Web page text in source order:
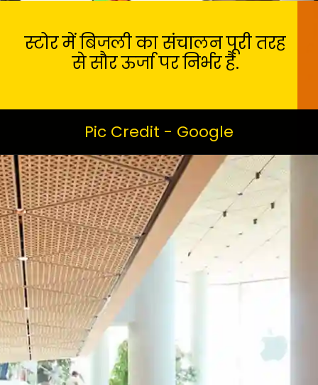
स्टोर में बिजली का संचालन पूरी तरह
से सौर ऊर्जा पर निर्भर है.
Pic Credit - Google